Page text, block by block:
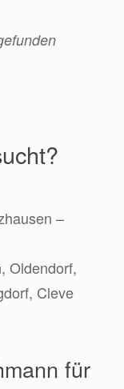
–
Oldendorf,
Cleve
für